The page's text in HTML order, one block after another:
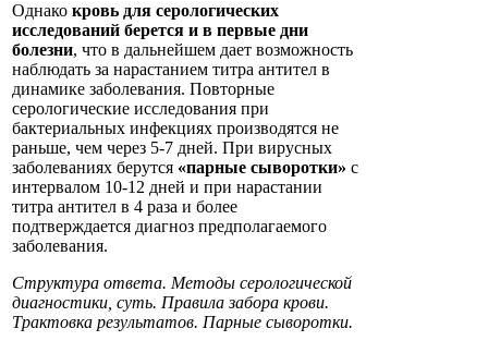
Однако кровь для серологических
исследований берется и в первые дни
болезни, что в дальнейшем дает возможность
наблюдать за нарастанием титра антител в
динамике заболевания. Повторные
серологические исследования при
бактериальных инфекциях производятся не
раньше, чем через 5-7 дней. При вирусных
заболеваниях берутся «парные сыворотки» с
интервалом 10-12 дней и при нарастании
титра антител в 4 раза и более
подтверждается диагноз предполагаемого
заболевания.
Структура ответа. Методы серологической
диагностики, суть. Правила забора крови.
Трактовка результатов. Парные сыворотки.